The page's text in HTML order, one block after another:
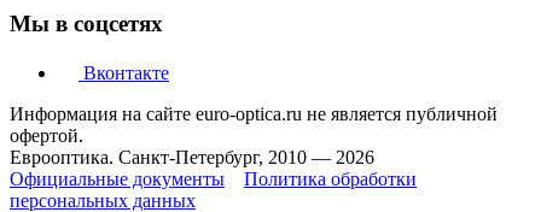
Мы в соцсетях
Вконтакте
Информация на сайте euro-optica.ru не является публичной
офертой.
Еврооптика. Санкт-Петербург, 2010 — 2026
Официальные документы
Политика обработки
персональных данных